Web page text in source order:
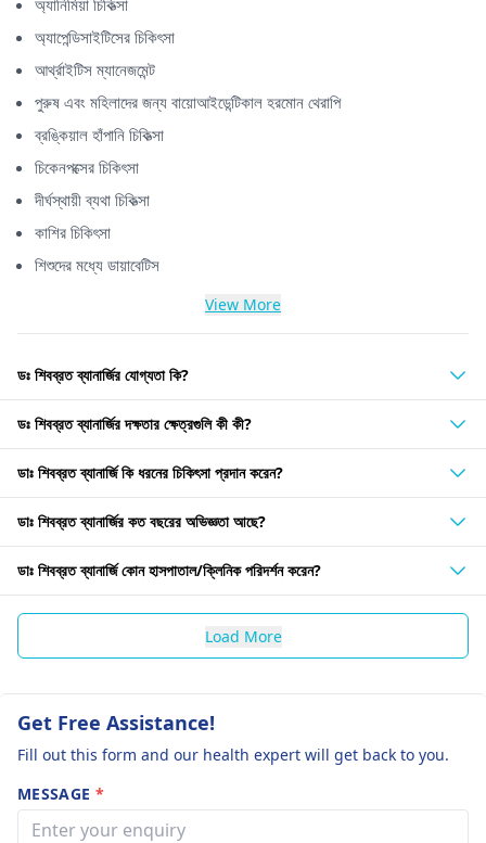
অ্যানিমিয়া চিকিত্সা
অ্যাপেন্ডিসাইটিসের চিকিৎসা
আর্থ্রাইটিস ম্যানেজমেন্ট
পুরুষ এবং মহিলাদের জন্য বায়োআইডেন্টিকাল হরমোন থেরাপি
ব্রঙ্কিয়াল হাঁপানি চিকিত্সা
চিকেনপক্সের চিকিৎসা
দীর্ঘস্থায়ী ব্যথা চিকিত্সা
কাশির চিকিৎসা
শিশুদের মধ্যে ডায়াবেটিস
View More
ডঃ শিবব্রত ব্যানার্জির যোগ্যতা কি?
ডঃ শিবব্রত ব্যানার্জির দক্ষতার ক্ষেত্রগুলি কী কী?
ডাঃ শিবব্রত ব্যানার্জি কি ধরনের চিকিৎসা প্রদান করেন?
ডাঃ শিবব্রত ব্যানার্জির কত বছরের অভিজ্ঞতা আছে?
ডাঃ শিবব্রত ব্যানার্জি কোন হাসপাতাল/ক্লিনিক পরিদর্শন করেন?
Load More
Get Free Assistance!
Fill out this form and our health expert will get back to you.
MESSAGE *